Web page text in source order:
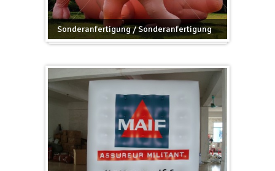
Sonderanfertigung / Sonderanfertigung